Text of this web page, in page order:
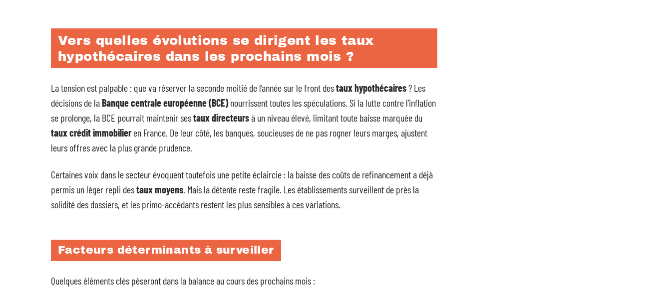
Vers quelles évolutions se dirigent les taux
hypothécaires dans les prochains mois ?
La tension est palpable : que va réserver la seconde moitié de l’année sur le front destaux hypothécaires? Les
décisions de laBanque centrale européenne (BCE)nourrissent toutes les spéculations. Si la lutte contre l’inflation
se prolonge, la BCE pourrait maintenir sestaux directeursà un niveau élevé, limitant toute baisse marquée du
taux crédit immobilieren France. De leur côté, les banques, soucieuses de ne pas rogner leurs marges, ajustent
leurs offres avec la plus grande prudence.
Certaines voix dans le secteur évoquent toutefois une petite éclaircie : la baisse des coûts de refinancement a déjà
permis un léger repli destaux moyens. Mais la détente reste fragile. Les établissements surveillent de près la
solidité des dossiers, et les primo-accédants restent les plus sensibles à ces variations.
Facteurs déterminants à surveiller
Quelques éléments clés pèseront dans la balance au cours des prochains mois :